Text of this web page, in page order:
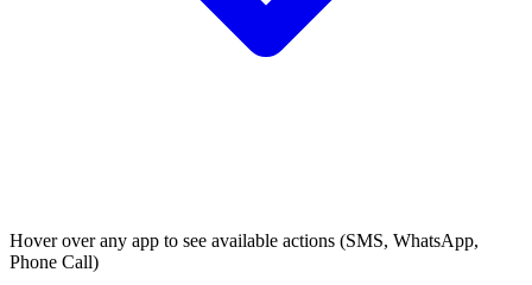
Hover over any app to see available actions (SMS, WhatsApp,
Phone Call)